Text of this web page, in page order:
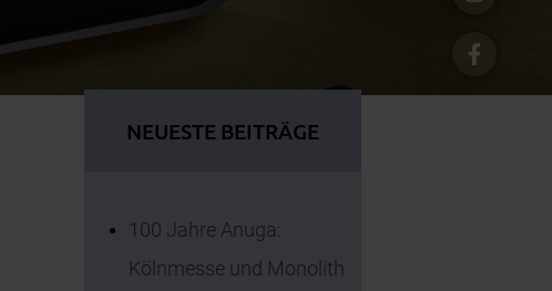
NEUESTE BEITRÄGE
100 Jahre Anuga:
Kölnmesse und Monolith